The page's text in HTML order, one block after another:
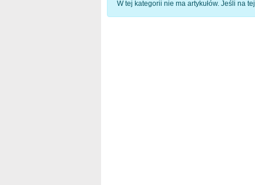
Informacja
W tej kategorii nie ma artykułów. Jeśli na